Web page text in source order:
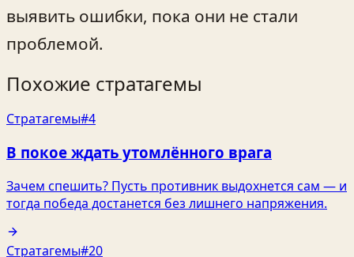
выявить ошибки, пока они не стали
проблемой.
Похожие стратагемы
Стратагемы#4
В покое ждать утомлённого врага
Зачем спешить? Пусть противник выдохнется сам — и
тогда победа достанется без лишнего напряжения.
Стратагемы#20